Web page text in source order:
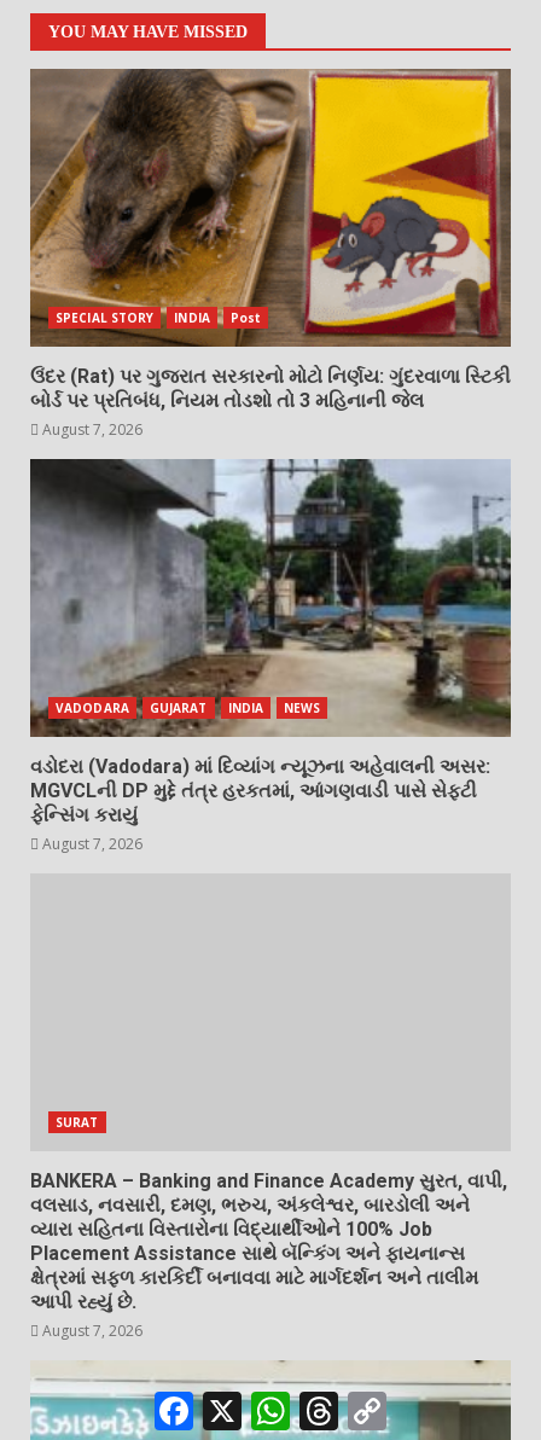
YOU MAY HAVE MISSED
SPECIAL STORY INDIA Post
ઉંદર (Rat) પર ગુજરાત સરકારનો મોટો નિર્ણય: ગુંદરવાળા સ્ટિકી
બોર્ડ પર પ્રતિબંધ, નિયમ તોડશો તો 3 મહિનાની જેલ
August 7, 2026
VADODARA GUJARAT INDIA NEWS
વડોદરા (Vadodara) માં દિવ્યાંગ ન્યૂઝના અહેવાલની અસર:
MGVCLની DP મુદ્દે તંત્ર હરકતમાં, આંગણવાડી પાસે સેફ્ટી
ફેન્સિંગ કરાયું
August 7, 2026
SURAT
BANKERA – Banking and Finance Academy સુરત, વાપી,
વલસાડ, નવસારી, દમણ, ભરુચ, અંકલેશ્વર, બારડોલી અને
વ્યારા સહિતના વિસ્તારોના વિદ્યાર્થીઓને 100% Job
Placement Assistance સાથે બૅન્કિંગ અને ફાયનાન્સ
ક્ષેત્રમાં સફળ કારકિર્દી બનાવવા માટે માર્ગદર્શન અને તાલીમ
આપી રહ્યું છે.
August 7, 2026
Facebook
X WhatsApp
Threads
Copy
Link